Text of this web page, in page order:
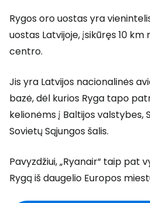
Rygos oro uostas yra
uostas Latvijoje, įsikūręs 10 km
centro.
Jis yra Latvijos nacionalinės
bazė, dėl kurios Ryga tapo
kelionėms į Baltijos valstybes,
Sovietų Sąjungos šalis.
Pavyzdžiui, „Ryanair“ taip pat
Rygą iš daugelio Europos